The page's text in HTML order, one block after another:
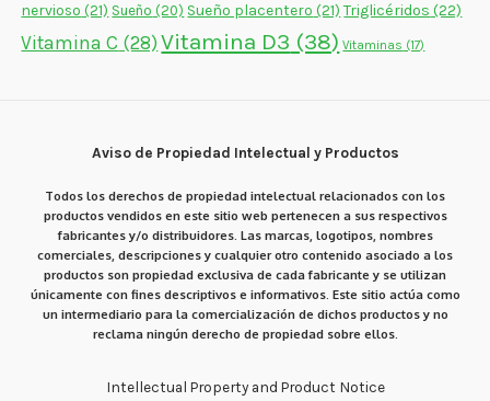
nervioso (21) Sueño (20) Sueño placentero (21) Triglicéridos (22)
Vitamina C (28) Vitamina D3 (38) Vitaminas (17)
Aviso de Propiedad Intelectual y Productos
Todos los derechos de propiedad intelectual relacionados con los
productos vendidos en este sitio web pertenecen a sus respectivos
fabricantes y/o distribuidores. Las marcas, logotipos, nombres
comerciales, descripciones y cualquier otro contenido asociado a los
productos son propiedad exclusiva de cada fabricante y se utilizan
únicamente con fines descriptivos e informativos. Este sitio actúa como
un intermediario para la comercialización de dichos productos y no
reclama ningún derecho de propiedad sobre ellos.
Intellectual Property and Product Notice